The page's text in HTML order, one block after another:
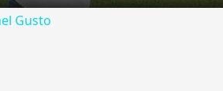
Gusto